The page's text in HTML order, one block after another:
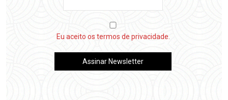
Eu aceito os termos de privacidade.